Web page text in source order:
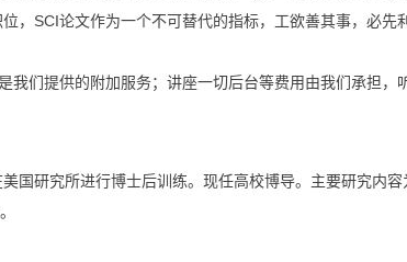
，SCI论文作为一个不可替代的指标，工欲善其事，必先
们提供的附加服务；讲座一切后台等费用由我们承担，
国研究所进行博士后训练。现任高校博导。主要研究内